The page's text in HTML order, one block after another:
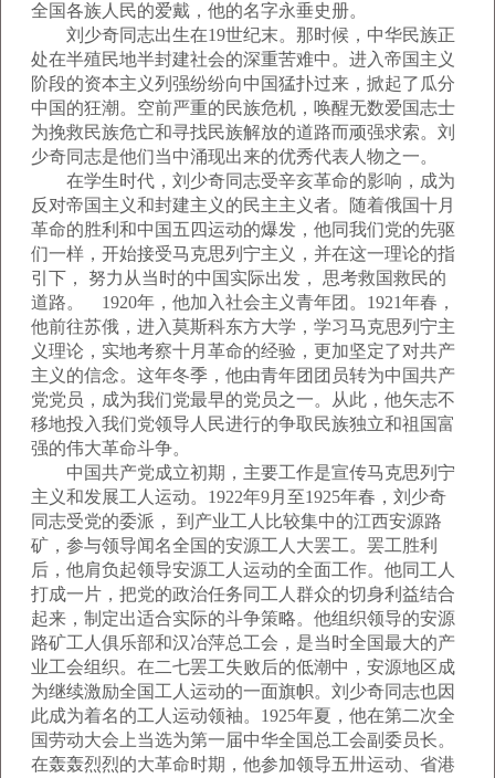
全国各族人民的爱戴，他的名字永垂史册。
刘少奇同志出生在19世纪末。那时候，中华民族正
处在半殖民地半封建社会的深重苦难中。进入帝国主义
阶段的资本主义列强纷纷向中国猛扑过来，掀起了瓜分
中国的狂潮。空前严重的民族危机，唤醒无数爱国志士
为挽救民族危亡和寻找民族解放的道路而顽强求索。刘
少奇同志是他们当中涌现出来的优秀代表人物之一。
在学生时代，刘少奇同志受辛亥革命的影响，成为
反对帝国主义和封建主义的民主主义者。随着俄国十月
革命的胜利和中国五四运动的爆发，他同我们党的先驱
们一样，开始接受马克思列宁主义，并在这一理论的指
引下， 努力从当时的中国实际出发， 思考救国救民的
道路。 1920年，他加入社会主义青年团。1921年春，
他前往苏俄，进入莫斯科东方大学，学习马克思列宁主
义理论，实地考察十月革命的经验，更加坚定了对共产
主义的信念。这年冬季，他由青年团团员转为中国共产
党党员，成为我们党最早的党员之一。从此，他矢志不
移地投入我们党领导人民进行的争取民族独立和祖国富
强的伟大革命斗争。
中国共产党成立初期，主要工作是宣传马克思列宁
主义和发展工人运动。1922年9月至1925年春，刘少奇
同志受党的委派， 到产业工人比较集中的江西安源路
矿，参与领导闻名全国的安源工人大罢工。罢工胜利
后，他肩负起领导安源工人运动的全面工作。他同工人
打成一片，把党的政治任务同工人群众的切身利益结合
起来，制定出适合实际的斗争策略。他组织领导的安源
路矿工人俱乐部和汉冶萍总工会，是当时全国最大的产
业工会组织。在二七罢工失败后的低潮中，安源地区成
为继续激励全国工人运动的一面旗帜。刘少奇同志也因
此成为着名的工人运动领袖。1925年夏，他在第二次全
国劳动大会上当选为第一届中华全国总工会副委员长。
在轰轰烈烈的大革命时期，他参加领导五卅运动、省港